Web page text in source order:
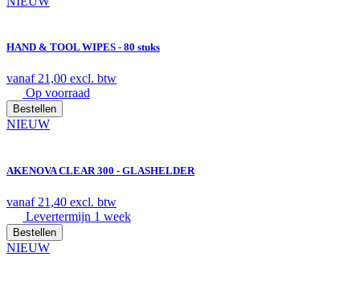
HAND & TOOL WIPES - 80 stuks
vanaf21,00 excl. btw
Op voorraad
Bestellen
NIEUW
AKENOVA CLEAR 300 - GLASHELDER
vanaf 21,40 excl. btw
Levertermijn 1 week
Bestellen
NIEUW